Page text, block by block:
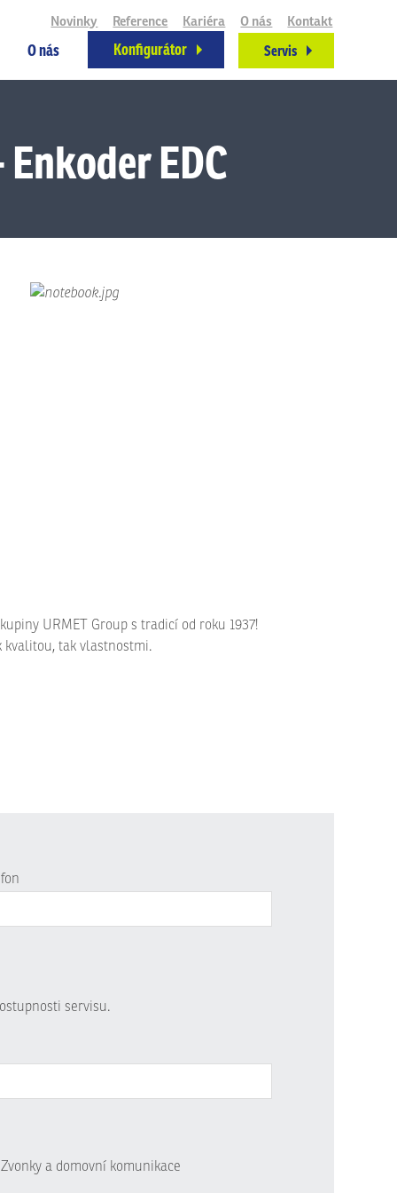
O nás Konfigurátor Servis
Novinky Reference Kariéra O nás Kontakt
EDC
URMET Group s tradicí od roku 1937!
kvalitou, tak vlastnostmi.
servisu.
Zvonky a domovní komunikace